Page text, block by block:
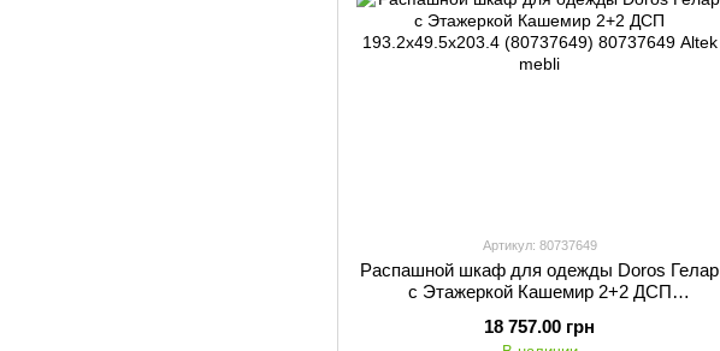
Артикул: 80737649
Распашной шкаф для одежды Doros Гелар
с Этажеркой Кашемир 2+2 ДСП
18 757.00 грн